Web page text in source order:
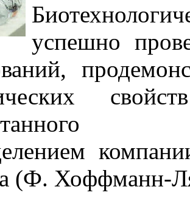
успешно
(Ф. Хоффманн-